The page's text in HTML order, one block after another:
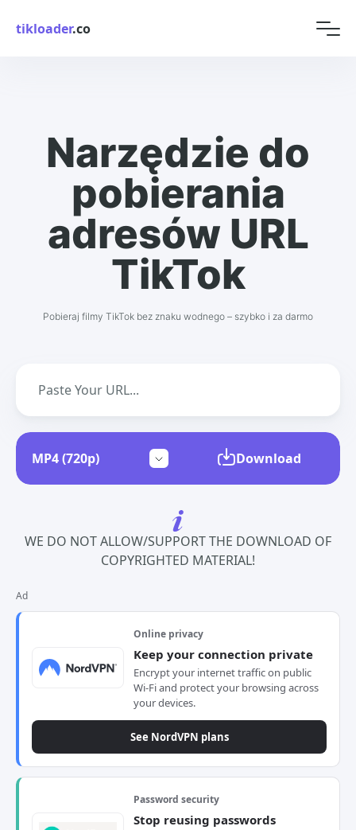
tikloader.co
Narzędzie do
pobierania
adresów URL
TikTok
Pobieraj filmy TikTok bez znaku wodnego – szybko i za darmo
Download
WE DO NOT ALLOW/SUPPORT THE DOWNLOAD OF
COPYRIGHTED MATERIAL!
Ad
Online privacy
Keep your connection private
Encrypt your internet traffic on public
Wi-Fi and protect your browsing across
your devices.
See NordVPN plans
Password security
Stop reusing passwords